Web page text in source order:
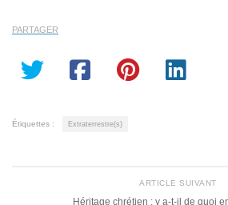
PARTAGER
Étiquettes : Extraterrestre(s)
ARTICLE SUIVANT
Héritage chrétien : y a-t-il de quoi